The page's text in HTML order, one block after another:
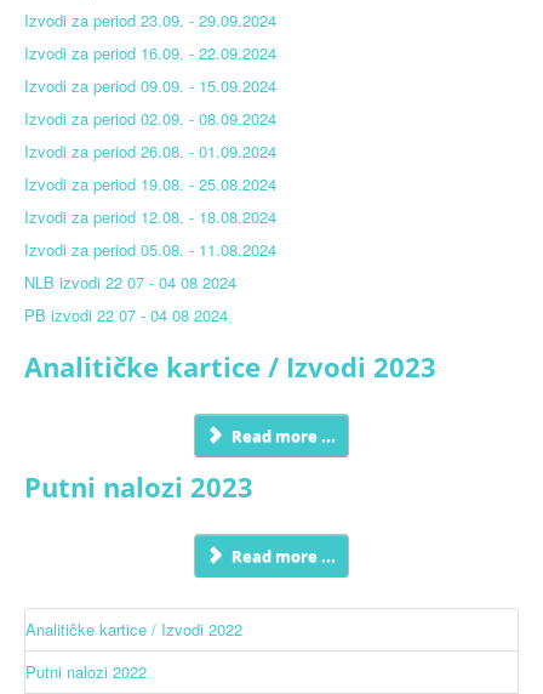
Izvodi za period 23.09. - 29.09.2024
Izvodi za period 16.09. - 22.09.2024
Izvodi za period 09.09. - 15.09.2024
Izvodi za period 02.09. - 08.09.2024
Izvodi za period 26.08. - 01.09.2024
Izvodi za period 19.08. - 25.08.2024
Izvodi za period 12.08. - 18.08.2024
Izvodi za period 05.08. - 11.08.2024
NLB izvodi 22 07 - 04 08 2024
PB izvodi 22 07 - 04 08 2024
Analitičke kartice / Izvodi 2023
Read more ...
Putni nalozi 2023
Read more ...
Analitičke kartice / Izvodi 2022
Putni nalozi 2022